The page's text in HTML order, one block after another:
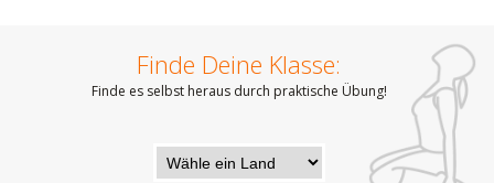
Finde Deine Klasse:
Finde es selbst heraus durch praktische Übung!